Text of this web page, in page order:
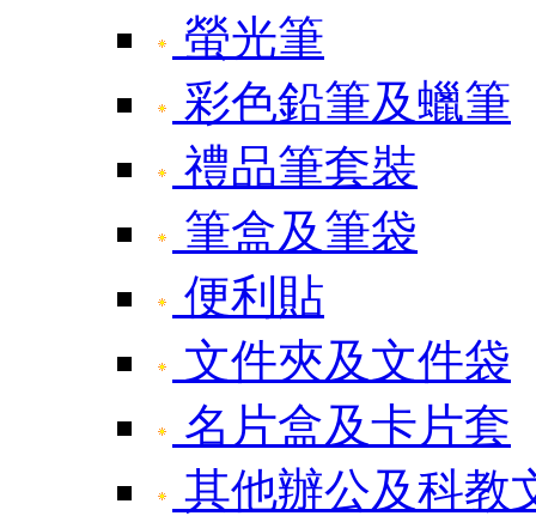
螢光筆
彩色鉛筆及蠟筆
禮品筆套裝
筆盒及筆袋
便利貼
文件夾及文件袋
名片盒及卡片套
其他辦公及科教